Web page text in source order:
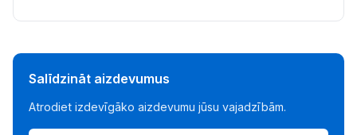
Salīdzināt aizdevumus
Atrodiet izdevīgāko aizdevumu jūsu vajadzībām.